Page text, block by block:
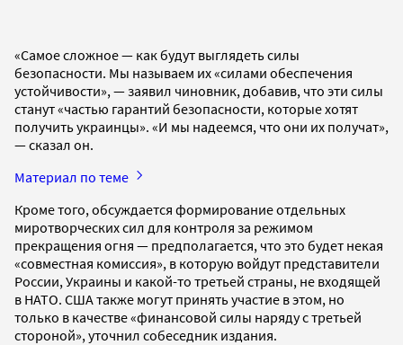
«Самое сложное — как будут выглядеть силы
безопасности. Мы называем их «силами обеспечения
устойчивости», — заявил чиновник, добавив, что эти силы
станут «частью гарантий безопасности, которые хотят
получить украинцы». «И мы надеемся, что они их получат»,
— сказал он.
Материал по теме
Кроме того, обсуждается формирование отдельных
миротворческих сил для контроля за режимом
прекращения огня — предполагается, что это будет некая
«совместная комиссия», в которую войдут представители
России, Украины и какой-то третьей страны, не входящей
в НАТО. США также могут принять участие в этом, но
только в качестве «финансовой силы наряду с третьей
стороной», уточнил собеседник издания.